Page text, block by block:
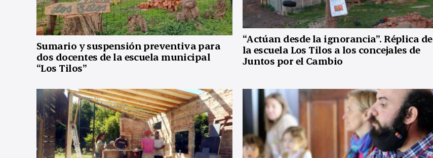
Sumario y suspensión preventiva para
dos docentes de la escuela municipal
“Los Tilos”
“Actúan desde la ignorancia”. Réplica de
la escuela Los Tilos a los concejales de
Juntos por el Cambio